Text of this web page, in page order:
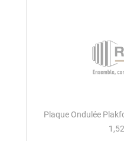
Plaque Ondulée